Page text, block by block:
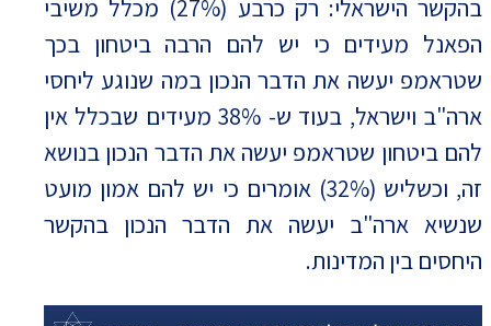
בהקשר הישראלי: רק כרבע (27%) מכלל משיבי
הפאנל מעידים כי יש להם הרבה ביטחון בכך
שטראמפ יעשה את הדבר הנכון במה שנוגע ליחסי
ארה"ב וישראל, בעוד ש- 38% מעידים שבכלל אין
להם ביטחון שטראמפ יעשה את הדבר הנכון בנושא
זה, וכשליש (32%) אומרים כי יש להם אמון מועט
שנשיא ארה"ב יעשה את הדבר הנכון בהקשר
היחסים בין המדינות.